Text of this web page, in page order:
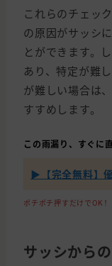
これらのチェッ
の原因がサッシ
とができます。
あり、特定が難
が難しい場合は
すすめします。
この雨漏り、すぐに
▶【完全無料】
ポチポチ押すだけでOK！
サッシから